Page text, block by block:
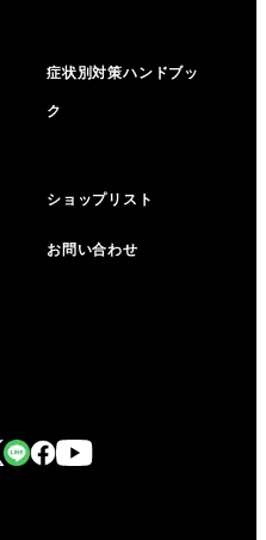
症状別対策ハンドブッ
ク
ショップリスト
お問い合わせ